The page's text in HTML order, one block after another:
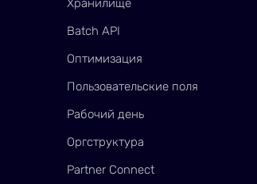
Хранилище
Batch API
Оптимизация
Пользовательские поля
Рабочий день
Оргструктура
Partner Connect